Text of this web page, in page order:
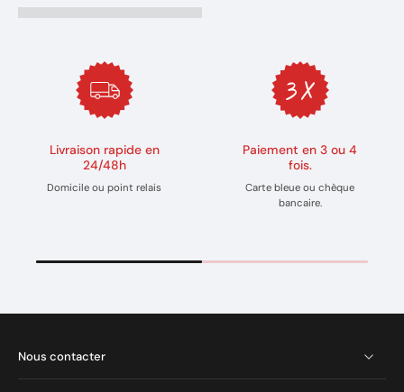
Livraison rapide en
24/48h
Domicile ou point relais
Paiement en 3 ou 4
fois.
Carte bleue ou chèque
bancaire.
Nous contacter